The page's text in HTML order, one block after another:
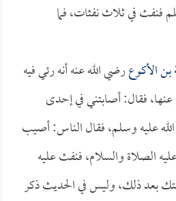
فنفث في ثلاث نفثات، فما
الأكوعرضي الله عنه أنه رئي فيه
فقال: أصابتني في إحدى
عليه وسلم، فقال الناس: أصيب
الصلاة والسلام، فنفث عليه
بعد ذلك، وليس في الحديث ذكر